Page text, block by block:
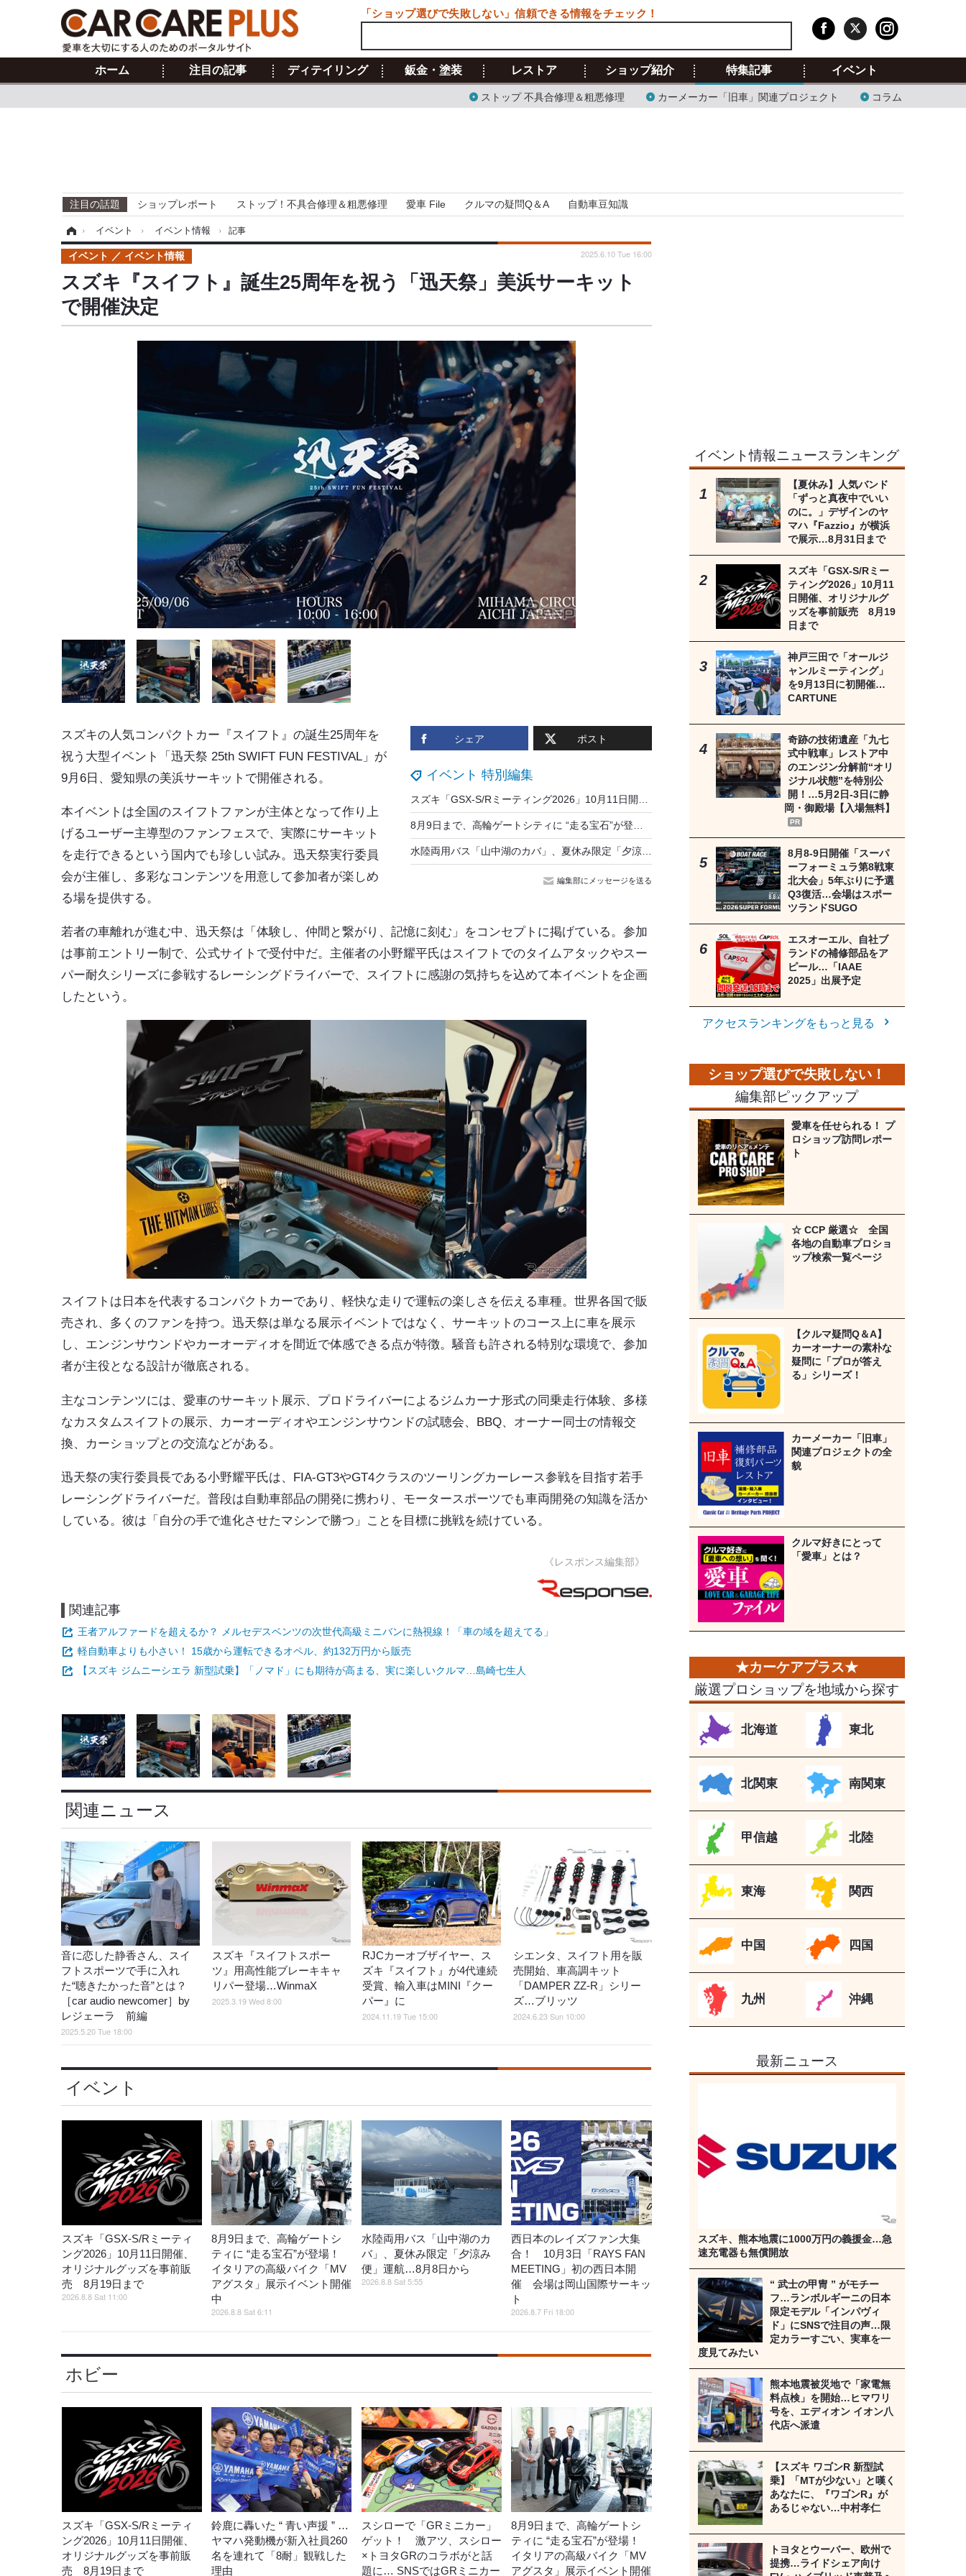
ホーム 注目の記事 ディテイリング 鈑金・塗装 レストア ショップ紹介 特集記事
ストップ 不具合修理＆粗悪修理 カーメーカー「旧車」関連プロジェクト コラム
イベント
注目の話題 ショップレポート ストップ！不具合修理＆粗悪修理 愛車 File クルマの疑問Q＆A 自動車豆知識
› イベント › イベント情報 › 記事
スズキ『スイフト』誕生25周年を祝う「迅天祭」美浜サーキット
で開催決定
イベント イベント情報 2025.6.10 Tue 16:00
シェア ポスト
イベント 特別編集
水陸両用バス「山中湖のカバ」、夏休み限定「夕涼み便」運航…8月8日から
編集部にメッセージを送る
スズキの人気コンパクトカー『スイフト』の誕生25周年を
祝う大型イベント「迅天祭 25th SWIFT FUN FESTIVAL」が
9月6日、愛知県の美浜サーキットで開催される。
本イベントは全国のスイフトファンが主体となって作り上
げるユーザー主導型のファンフェスで、実際にサーキット
を走行できるという国内でも珍しい試み。迅天祭実行委員
会が主催し、多彩なコンテンツを用意して参加者が楽しめ
る場を提供する。
若者の車離れが進む中、迅天祭は「体験し、仲間と繋がり、記憶に刻む」をコンセプトに掲げている。参加
は事前エントリー制で、公式サイトで受付中だ。主催者の小野耀平氏はスイフトでのタイムアタックやスー
パー耐久シリーズに参戦するレーシングドライバーで、スイフトに感謝の気持ちを込めて本イベントを企画
したという。
スイフトは日本を代表するコンパクトカーであり、軽快な走りで運転の楽しさを伝える車種。世界各国で販
売され、多くのファンを持つ。迅天祭は単なる展示イベントではなく、サーキットのコース上に車を展示
し、エンジンサウンドやカーオーディオを間近で体感できる点が特徴。騒音も許される特別な環境で、参加
者が主役となる設計が徹底される。
主なコンテンツには、愛車のサーキット展示、プロドライバーによるジムカーナ形式の同乗走行体験、多様
なカスタムスイフトの展示、カーオーディオやエンジンサウンドの試聴会、BBQ、オーナー同士の情報交
換、カーショップとの交流などがある。
迅天祭の実行委員長である小野耀平氏は、FIA-GT3やGT4クラスのツーリングカーレース参戦を目指す若手
レーシングドライバーだ。普段は自動車部品の開発に携わり、モータースポーツでも車両開発の知識を活か
している。彼は「自分の手で進化させたマシンで勝つ」ことを目標に挑戦を続けている。
《レスポンス編集部》
関連記事
王者アルファードを超えるか？ メルセデスベンツの次世代高級ミニバンに熱視線！「車の域を超えてる」
軽自動車よりも小さい！ 15歳から運転できるオペル、約132万円から販売
【スズキ ジムニーシエラ 新型試乗】「ノマド」にも期待が高まる、実に楽しいクルマ…島崎七生人
関連ニュース
音に恋した静香さん、スイ
フトスポーツで手に入れ
た“聴きたかった音”とは？
［car audio newcomer］by
レジェーラ 前編
2025.5.20 Tue 18:00
スズキ『スイフトスポー
ツ』用高性能ブレーキキャ
リパー登場…WinmaX
2025.3.19 Wed 8:00
RJCカーオブザイヤー、ス
ズキ『スイフト』が4代連続
受賞、輸入車はMINI『クー
パー』に
2024.11.19 Tue 15:00
シエンタ、スイフト用を販
売開始、車高調キット
「DAMPER ZZ-R」シリー
ズ…ブリッツ
2024.6.23 Sun 10:00
イベント
スズキ「GSX-S/Rミーティ
ング2026」10月11日開催、
オリジナルグッズを事前販
売 8月19日まで
2026.8.8 Sat 11:00
8月9日まで、高輪ゲートシ
ティに “走る宝石”が登場！
イタリアの高級バイク「MV
アグスタ」展示イベント開催
中
2026.8.8 Sat 6:11
水陸両用バス「山中湖のカ
バ」、夏休み限定「夕涼み
便」運航…8月8日から
2026.8.8 Sat 5:55
西日本のレイズファン大集
合！ 10月3日「RAYS FAN
MEETING」初の西日本開
催 会場は岡山国際サーキッ
ト
2026.8.7 Fri 18:00
ホビー
スズキ「GSX-S/Rミーティ
ング2026」10月11日開催、
オリジナルグッズを事前販
売 8月19日まで
鈴鹿に轟いた “ 青い声援 ” …
ヤマハ発動機が新入社員260
名を連れて「8耐」観戦した
理由
スシローで「GRミニカー」
ゲット！ 激アツ、スシロー
×トヨタGRのコラボがと話
題に… SNSではGRミニカー
8月9日まで、高輪ゲートシ
ティに “走る宝石”が登場！
イタリアの高級バイク「MV
アグスタ」展示イベント開催
イベント情報ニュースランキング
【夏休み】人気バンド
「ずっと真夜中でいい
のに。」デザインのヤ
マハ『Fazzio』が横浜
で展示…8月31日まで
スズキ「GSX-S/Rミー
ティング2026」10月11
日開催、オリジナルグ
ッズを事前販売 8月19
日まで
神戸三田で「オールジ
ャンルミーティング」
を9月13日に初開催…
CARTUNE
奇跡の技術遺産「九七
式中戦車」レストア中
のエンジン分解前“オリ
ジナル状態”を特別公
開！…5月2日-3日に静
岡・御殿場【入場無料】
PR
8月8‐9日開催「スーパ
ーフォーミュラ第8戦東
北大会」5年ぶりに予選
Q3復活…会場はスポー
ツランドSUGO
エスオーエル、自社ブ
ランドの補修部品をア
ピール…「IAAE
2025」出展予定
アクセスランキングをもっと見る
編集部ピックアップ
愛車を任せられる！ プ
ロショップ訪問レポー
ト
☆ CCP 厳選☆ 全国
各地の自動車プロショ
ップ検索一覧ページ
【クルマ疑問Q＆A】
カーオーナーの素朴な
疑問に「プロが答え
る」シリーズ！
カーメーカー「旧車」
関連プロジェクトの全
貌
クルマ好きにとって
「愛車」とは？
厳選プロショップを地域から探す
北海道 東北
北関東 南関東
甲信越 北陸
東海 関西
中国 四国
九州 沖縄
最新ニュース
スズキ、熊本地震に1000万円の義援金…急
速充電器も無償開放
“ 武士の甲冑 ” がモチー
フ…ランボルギーニの日本
限定モデル「インパヴィ
ド」にSNSで注目の声…限
定カラーすごい、実車を一
度見てみたい
熊本地震被災地で「家電無
料点検」を開始…ヒマワリ
号を、エディオン イオン八
代店へ派遣
【スズキ ワゴンR 新型試
乗】「MTが少ない」と嘆く
あなたに、『ワゴンR』が
あるじゃない…中村孝仁
トヨタとウーバー、欧州で
提携…ライドシェア向け
「ショップ選びで失敗しない」信頼できる情報をチェック！